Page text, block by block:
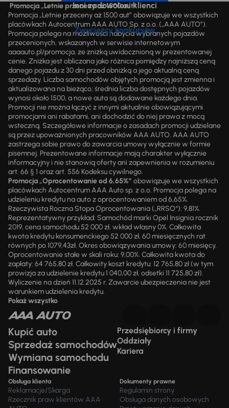
Inni zadowoleni klienci
Zwycięzcy konkursów
Promocja „Letnie przeceny aż 1500 aut”
Promocja „Letnie przeceny aż 1500 aut” obowiązuje we wszystkich
placówkach Autocentrum AAA AUTO Sp. z o.o. („AAA AUTO”).
Promocja polega na możliwości nabycia wybranych pojazdów
przecenionych, wskazanych w serwisie internetowym
aaaauto.pl/promocja, ze zniżką uwidocznioną w prezentowanej
cenie. Zniżka jest obliczana jako różnica pomiędzy najniższą ceną
danego pojazdu z 30 dni przed obniżką a jego aktualną ceną
sprzedaży. Liczba samochodów objętych promocją jest zmienna i
aktualizowana na bieżąco; średnia liczba dostępnych pojazdów
wynosi około 1500, a nowe auta są dodawane każdego dnia.
Promocji nie można łączyć z innymi aktualnie obowiązującymi
promocjami ani rabatami, ani dochodzić do niej prawa z mocą
wsteczną. Szczegółowe informacje o zasadach promocji udzielane
są przez upoważnionych pracowników AAA AUTO. AAA AUTO
zastrzega sobie prawo do zawarcia umowy wyłącznie w formie
pisemnej. Prezentowane informacje mają charakter wyłącznie
informacyjny i nie stanowią oferty ani zapewnienia w rozumieniu
art. 66 § 1 oraz art. 556 Kodeksu cywilnego.
Promocja „Oprocentowanie od 6,65%” obowiązuje we wszystkich
placówkach Autocentrum AAA Auto sp. z o.o. Promocja polega na
udzieleniu kredytu na auto z oprocentowaniem od 6,65%.
Rzeczywista Roczna Stopa Oprocentowania („RRSO“): 9,81%.
Reprezentatywny przykład: Samochód marki Opel Insignia rocznik
2019, cena samochodu 52 000 zł, wkład własny 0%. Całkowita
kwota kredytu konsumenckiego 52 000 zł, 60 miesięcznych rat
równych po 1079,43zł. Okres obowiązywania umowy: 60 miesięcy.
Oprocentowanie stałe w skali roku: 9,00%. Całkowita kwota do
zapłaty: 64 765,80 zł. Całkowity koszt kredytu: 12 765,80 zł (w tym
prowizja za udzielenie kredytu 1 040,00 zł, odsetki 11 725,80 zł).
Wyliczenie na dzień 11.12.2025 r. Zawarcie ubezpieczenia nie jest
warunkiem udzielenia kredytu.
Pokaż wszystko
Kupić auto
Sprzedaż samochodów
Wymiana samochodu
Finansowanie
Przedsiębiorcy i firmy
Oddziały
Kariera
Obsługa klienta
Reklamacje/Skarga
Rzecznik praw klientów AAA
Dokumenty prawne
Regulamin strony
Obsługa danych osobowych